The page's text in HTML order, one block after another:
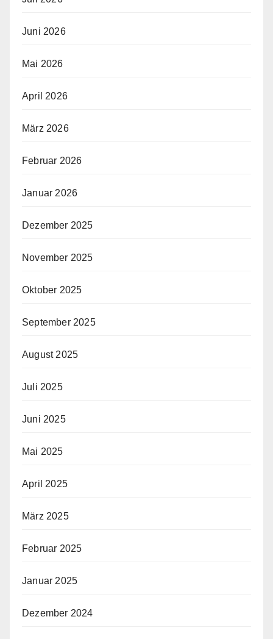
Juni 2026
Mai 2026
April 2026
März 2026
Februar 2026
Januar 2026
Dezember 2025
November 2025
Oktober 2025
September 2025
August 2025
Juli 2025
Juni 2025
Mai 2025
April 2025
März 2025
Februar 2025
Januar 2025
Dezember 2024